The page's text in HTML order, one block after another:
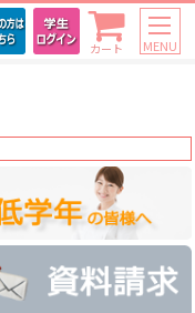
カート MENU